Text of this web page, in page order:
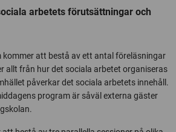
arbetets förutsättningar och
kommer att bestå av ett antal föreläsningar
allt från hur det sociala arbetet organiseras
påverkar det sociala arbetets innehåll.
program är såväl externa gäster